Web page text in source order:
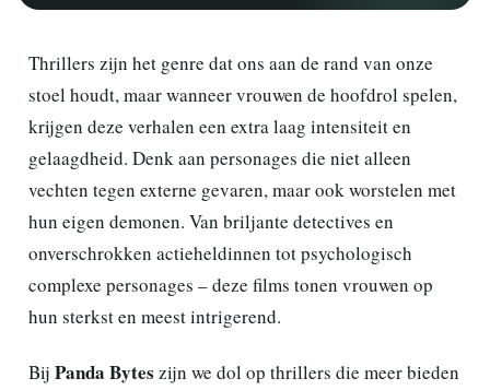
Thrillers zijn het genre dat ons aan de rand van onze
stoel houdt, maar wanneer vrouwen de hoofdrol spelen,
krijgen deze verhalen een extra laag intensiteit en
gelaagdheid. Denk aan personages die niet alleen
vechten tegen externe gevaren, maar ook worstelen met
hun eigen demonen. Van briljante detectives en
onverschrokken actieheldinnen tot psychologisch
complexe personages – deze films tonen vrouwen op
hun sterkst en meest intrigerend.
Bij Panda Bytes zijn we dol op thrillers die meer bieden